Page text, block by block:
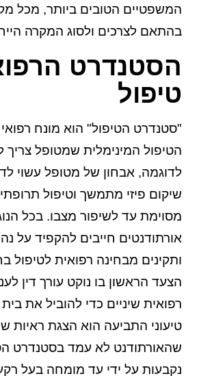
המשפטיים הטובים ביותר, מכל
בהתאם לצרכים ולסוג המקרה
הסטנדרט
טיפול
"סטנדרט הטיפול" הוא מונח רפואי
הטיפול המינימלית שמטופל צריך
לדוגמה, אבחון של מטופל עשוי
שיקום פיזי מתמשך וטיפול
מסוימת עד לשיפור מצבו. בכל
אורתודנטים חייבים להקפיד על
ותקינים מבחינה רפואית לטיפול
הצעד הראשון בו נוקט עורך דין
רפואית שיניים כדי להוביל את
טיעוני התביעה הוא הצגת ראיות
שהאורתודנט לא עמד בסטנדרט
נקבעות על ידי עד מומחה בעל